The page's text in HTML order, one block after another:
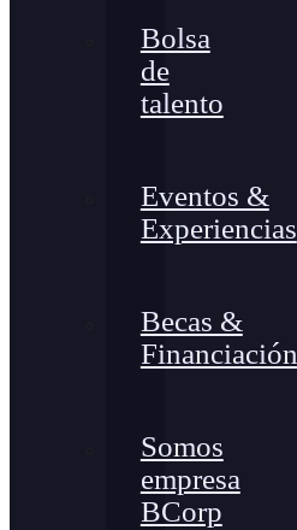
Bolsa
de
talento
Eventos &
Experiencias
Becas &
Financiación
Somos
empresa
BCorp